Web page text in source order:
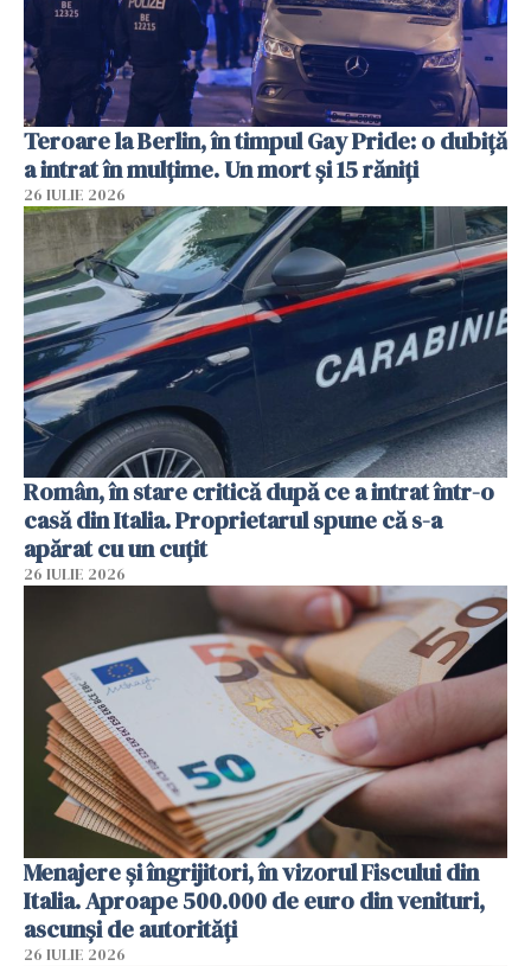
Teroare la Berlin, în timpul Gay Pride: o dubiță
a intrat în mulțime. Un mort și 15 răniți
26 IULIE 2026
Român, în stare critică după ce a intrat într-o
casă din Italia. Proprietarul spune că s-a
apărat cu un cuțit
26 IULIE 2026
Menajere și îngrijitori, în vizorul Fiscului din
Italia. Aproape 500.000 de euro din venituri,
ascunși de autorități
26 IULIE 2026